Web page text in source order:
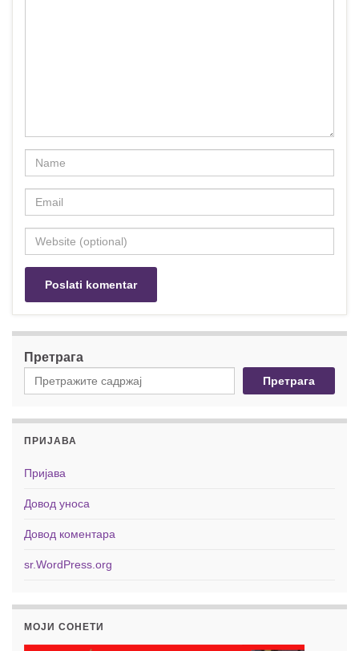
Претрага
Претрага
ПРИЈАВА
Пријава
Довод уноса
Довод коментара
sr.WordPress.org
МОЈИ СОНЕТИ